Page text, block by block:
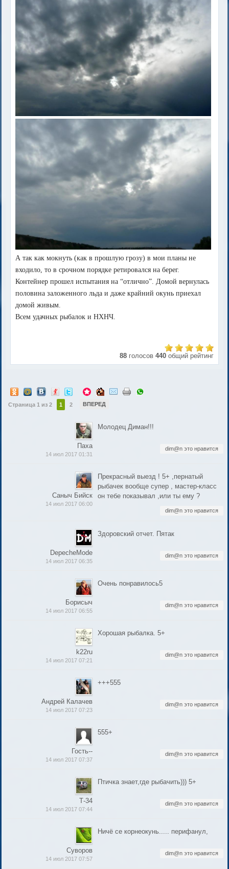
А так как мокнуть (как в прошлую грозу) в мои планы не
входило, то в срочном порядке ретировался на берег.
Контейнер прошел испытания на “отлично”. Домой вернулась
половина заложенного льда и даже крайний окунь приехал
домой живым.
Всем удачных рыбалок и НХНЧ.
88 голосов 440 общий рейтинг
Страница 1 из 2 1 2 ВПЕРЕД
Паха
14 июл 2017 01:31
Молодец Диман!!!
dim@n это нравится
Саныч Бийск
14 июл 2017 06:00
Прекрасный выезд ! 5+ ,пернатый
рыбачек вообще супер , мастер-класс
он тебе показывал ,или ты ему ?
dim@n это нравится
DepecheMode
14 июл 2017 06:35
Здоровский отчет. Пятак
dim@n это нравится
Борисыч
14 июл 2017 06:55
Очень понравилось5
dim@n это нравится
k22ru
14 июл 2017 07:21
Хорошая рыбалка. 5+
dim@n это нравится
Андрей Калачев
14 июл 2017 07:23
+++555
dim@n это нравится
Гость--
14 июл 2017 07:37
555+
dim@n это нравится
Т-34
14 июл 2017 07:44
Птичка знает,где рыбачить))) 5+
dim@n это нравится
Суворов
14 июл 2017 07:57
Ничё се корнеокунь..... перифанул,
dim@n это нравится